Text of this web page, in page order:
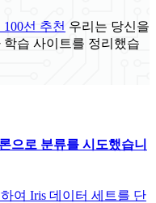
선 추천 우리는 당신을
습 사이트를 정리했습
으로 분류를 시도했습니
여 Iris 데이터 세트를 단